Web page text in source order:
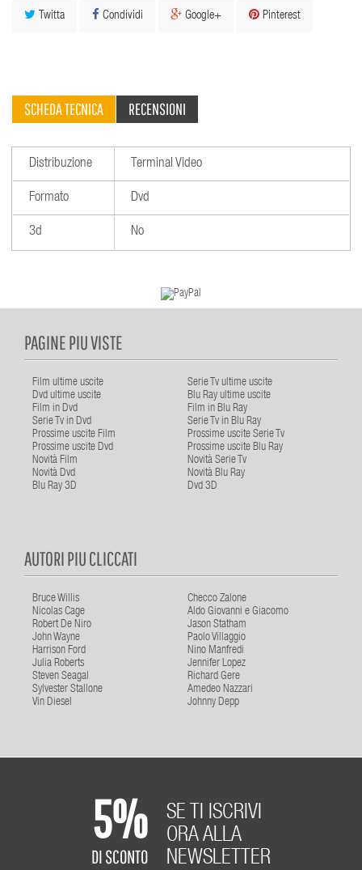
Twitta Condividi Google+ Pinterest
SCHEDA TECNICA RECENSIONI
Distribuzione Terminal Video
Formato Dvd
3d No
PAGINE PIU VISTE
Film ultime uscite
Serie Tv ultime uscite
Dvd ultime uscite
Blu Ray ultime uscite
Film in Dvd
Film in Blu Ray
Serie Tv in Dvd
Serie Tv in Blu Ray
Prossime uscite Film
Prossime uscite Serie Tv
Prossime uscite Dvd
Prossime uscite Blu Ray
Novità Film
Novità Serie Tv
Novità Dvd
Novità Blu Ray
Blu Ray 3D
Dvd 3D
AUTORI PIU CLICCATI
Bruce Willis
Checco Zalone
Nicolas Cage
Aldo Giovanni e Giacomo
Robert De Niro
Jason Statham
John Wayne
Paolo Villaggio
Harrison Ford
Nino Manfredi
Julia Roberts
Jennifer Lopez
Steven Seagal
Richard Gere
Sylvester Stallone
Amedeo Nazzari
Vin Diesel
Johnny Depp
5%
DI SCONTO
SE TI ISCRIVI
ORA ALLA
NEWSLETTER